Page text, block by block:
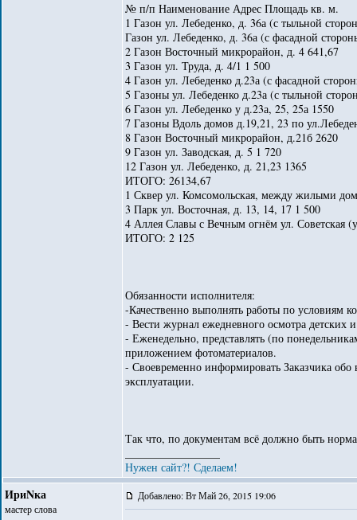
№ п/п Наименование Адрес Площадь кв. м.
1 Газон ул. Лебеденко, д. 36а (с тыльной
Газон ул. Лебеденко, д. 36а (с фасадной
2 Газон Восточный микрорайон, д. 4 641,67
3 Газон ул. Труда, д. 4/1 1 500
4 Газон ул. Лебеденко д.23а (с фасадной
5 Газоны ул. Лебеденко д.23а (с тыльной
6 Газон ул. Лебеденко у д.23а, 25, 25а 1550
7 Газоны Вдоль домов д.19,21, 23 по
8 Газон Восточный микрорайон, д.21б 2620
9 Газон ул. Заводская, д. 5 1 720
12 Газон ул. Лебеденко, д. 21,23 1365
ИТОГО: 26134,67
1 Сквер ул. Комсомольская, между жилыми
3 Парк ул. Восточная, д. 13, 14, 17 1 500
4 Аллея Славы с Вечным огнём ул. Советская
ИТОГО: 2 125
Обязанности исполнителя:
-Качественно выполнять работы по условиям
- Вести журнал ежедневного осмотра детских
- Еженедельно, представлять (по
приложением фотоматериалов.
- Своевременно информировать Заказчика
эксплуатации.
Так что, по документам всё должно быть
Нужен сайт?! Сделаем!
ИриNка
мастер слова
Добавлено: Вт Май 26, 2015 19:06